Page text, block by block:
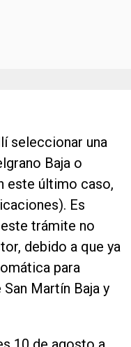
seleccionar una
Baja o
este último caso,
Es
trámite no
debido a que ya
para
Martín Baja y